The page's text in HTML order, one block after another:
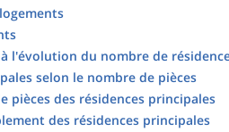
l'évolution du nombre de
selon le nombre de pièces
pièces des résidences principales
des résidences principales